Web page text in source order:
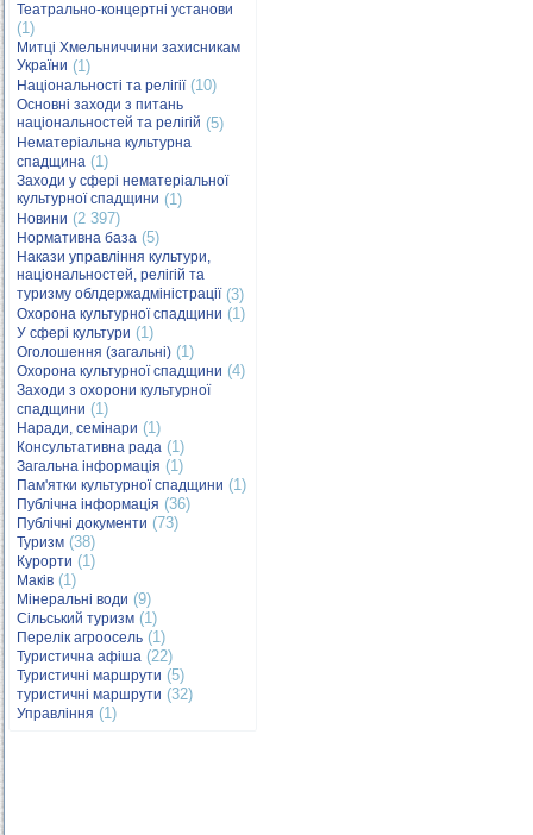
Театрально-концертні установи
(1)
Митці Хмельниччини захисникам
України (1)
Національності та релігії(10)
Основні заходи з питань
національностей та релігій (5)
Нематеріальна культурна
спадщина (1)
Заходи у сфері нематеріальної
культурної спадщини (1)
Новини (2 397)
Нормативна база (5)
Накази управління культури,
національностей, релігій та
туризму облдержадміністрації(3)
Охорона культурної спадщини (1)
У сфері культури (1)
Оголошення (загальні) (1)
Охорона культурної спадщини (4)
Заходи з охорони культурної
спадщини (1)
Наради, семінари (1)
Консультативна рада (1)
Загальна інформація (1)
Пам'ятки культурної спадщини (1)
Публічна інформація (36)
Публічні документи (73)
Туризм (38)
Курорти (1)
Маків (1)
Мінеральні води (9)
Сільський туризм (1)
Перелік агроосель (1)
Туристична афіша (22)
Туристичні маршрути (5)
туристичні маршрути (32)
Управління (1)